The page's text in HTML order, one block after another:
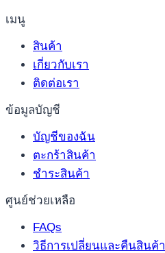
เมนู
สินค้า
เกี่ยวกับเรา
ติดต่อเรา
ข้อมูลบัญชี
บัญชีของฉัน
ตะกร้าสินค้า
ชำระสินค้า
ศูนย์ช่วยเหลือ
FAQs
วิธีการเปลี่ยนและคืนสินค้า